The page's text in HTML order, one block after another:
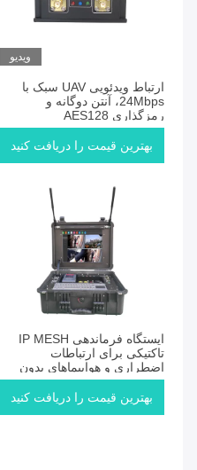
ویدیو
ارتباط ویدئویی UAV سبک با
24Mbps، آنتن دوگانه و
رمزگذاری AES128
بهترین قیمت را دریافت کنید
ایستگاه فرماندهی IP MESH
تاکتیکی برای ارتباطات
اضطراری و هواپیماهای بدون
سرنشین
بهترین قیمت را دریافت کنید